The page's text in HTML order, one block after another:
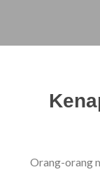
Orang-orang